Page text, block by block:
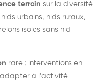
terrain sur la diversité
urbains, nids ruraux,
isolés sans nid
rare : interventions en
à l'activité